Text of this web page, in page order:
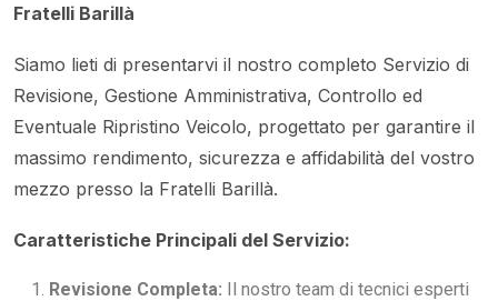
Fratelli Barillà
Siamo lieti di presentarvi il nostro completo Servizio di
Revisione, Gestione Amministrativa, Controllo ed
Eventuale Ripristino Veicolo, progettato per garantire il
massimo rendimento, sicurezza e affidabilità del vostro
mezzo presso la Fratelli Barillà.
Caratteristiche Principali del Servizio:
Revisione Completa: Il nostro team di tecnici esperti